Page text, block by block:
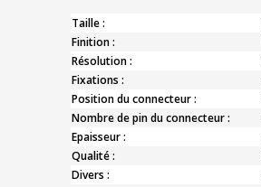
Taille :
Finition :
Résolution :
Fixations :
Position du connecteur :
Nombre de pin du connecteur :
Epaisseur :
Qualité :
Divers :